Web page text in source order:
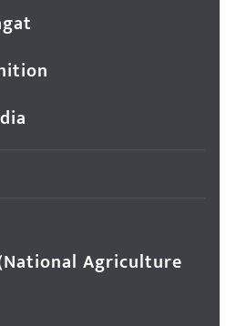
(National Agriculture